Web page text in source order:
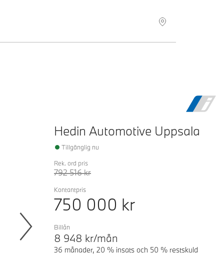
Hedin Automotive Uppsala
Tillgänglig nu
Rek. ord pris
792 516kr
Kontantpris
750 000 kr
Billån
8 948 kr/mån
36 månader, 20 % insats och 50 % restskuld